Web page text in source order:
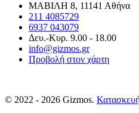
ΜΑΒΙΛΗ 8, 11141 Αθήνα
211 4085729
6937 043079
Δευ.-Κυρ. 9.00 - 18.00
info@gizmos.gr
Προβολή στον χάρτη
© 2022 - 2026 Gizmos.